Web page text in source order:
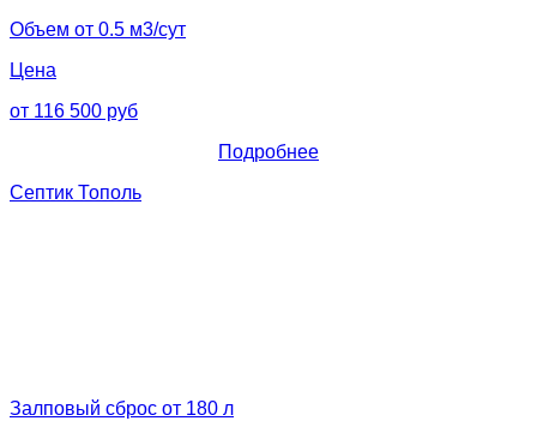
Объем от 0.5 м3/сут
Цена
от 116 500 руб
Подробнее
Септик Тополь
Залповый сброс от 180 л